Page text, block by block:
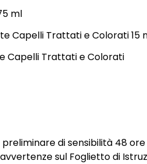
ml
Capelli Trattati e Colorati 15
Capelli Trattati e Colorati
di sensibilità 48
sul Foglietto di